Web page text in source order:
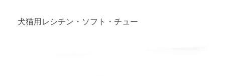
犬猫用レシチン・ソフト・チュー